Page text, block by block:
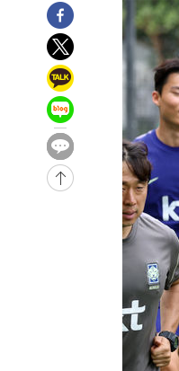
-4036초 전 >
[속보]뉴욕증